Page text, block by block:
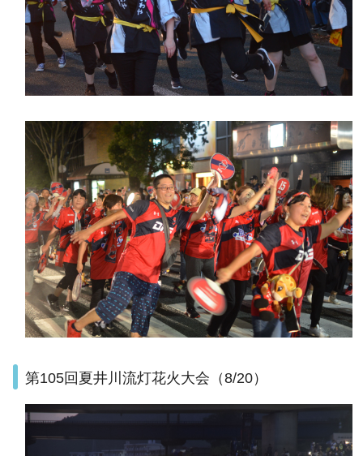
第105回夏井川流灯花火大会（8/20）